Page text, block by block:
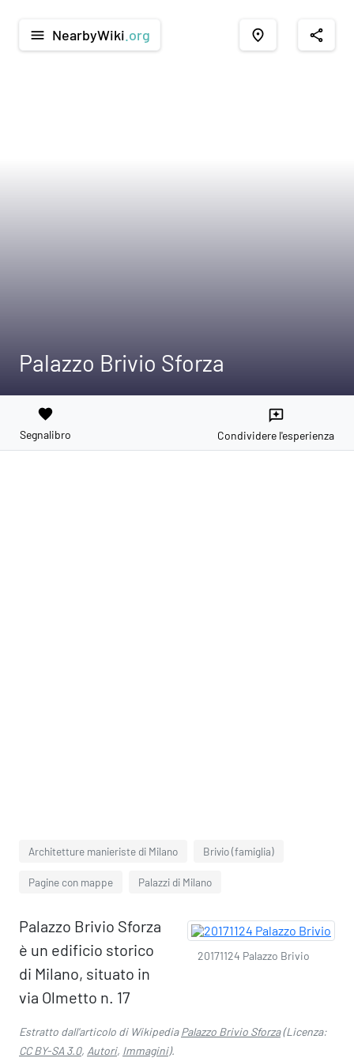
menu NearbyWiki .org place share
Palazzo Brivio Sforza
favorite
Segnalibro
reviews
Condividere l'esperienza
Architetture manieriste di Milano Brivio (famiglia)
Pagine con mappe Palazzi di Milano
20171124 Palazzo Brivio
Palazzo Brivio Sforza
è un edificio storico
di Milano, situato in
via Olmetto n. 17
Estratto dall'articolo di WikipediaPalazzo Brivio Sforza(Licenza:
CC BY-SA 3.0, Autori, Immagini).